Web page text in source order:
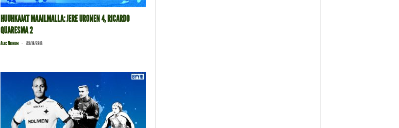
HUUHKAJAT MAAILMALLA: JERE URONEN 4, RICARDO
QUARESMA 2
Alec Neihum - 29/10/2018